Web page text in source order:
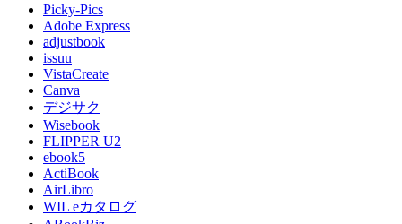
Picky-Pics
Adobe Express
adjustbook
issuu
VistaCreate
Canva
デジサク
Wisebook
FLIPPER U2
ebook5
ActiBook
AirLibro
WIL eカタログ